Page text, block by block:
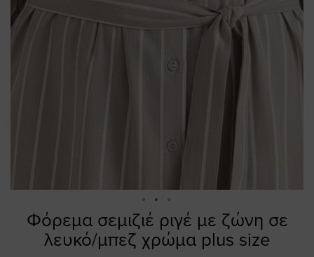
Φόρεμα σεμιζιέ ριγέ με ζώνη σε
λευκό/μπεζ χρώμα plus size
Skip